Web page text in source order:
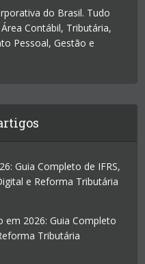
do Brasil. Tudo
Contábil, Tributária,
Pessoal, Gestão e
Guia Completo de IFRS,
e Reforma Tributária
em 2026: Guia Completo
Tributária